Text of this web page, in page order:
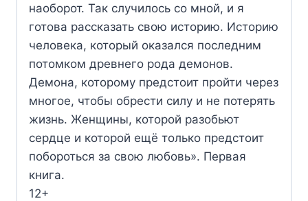
наоборот. Так случилось со мной, и я
готова рассказать свою историю. Историю
человека, который оказался последним
потомком древнего рода демонов.
Демона, которому предстоит пройти через
многое, чтобы обрести силу и не потерять
жизнь. Женщины, которой разобьют
сердце и которой ещё только предстоит
побороться за свою любовь». Первая
книга.
12+